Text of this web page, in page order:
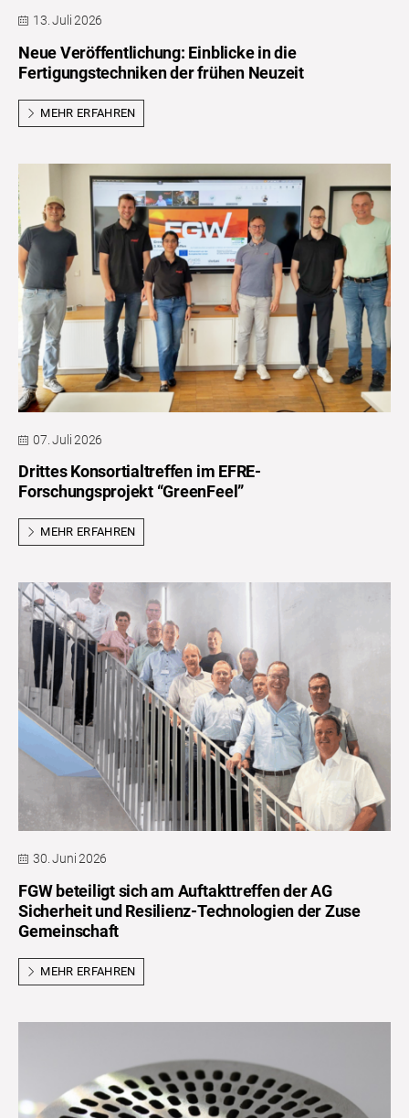
13. Juli 2026
Neue Veröffentlichung: Einblicke in die
Fertigungstechniken der frühen Neuzeit
MEHR ERFAHREN
07. Juli 2026
Drittes Konsortialtreffen im EFRE-
Forschungsprojekt “GreenFeel”
MEHR ERFAHREN
30. Juni 2026
FGW beteiligt sich am Auftakttreffen der AG
Sicherheit und Resilienz-Technologien der Zuse
Gemeinschaft
MEHR ERFAHREN